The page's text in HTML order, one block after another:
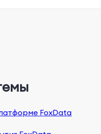
FoxData